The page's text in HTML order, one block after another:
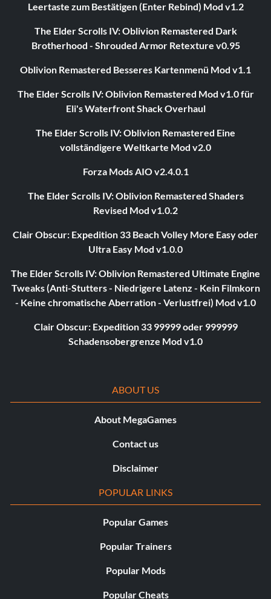
Leertaste zum Bestätigen (Enter Rebind) Mod v1.2
The Elder Scrolls IV: Oblivion Remastered Dark
Brotherhood - Shrouded Armor Retexture v0.95
Oblivion Remastered Besseres Kartenmenü Mod v1.1
The Elder Scrolls IV: Oblivion Remastered Mod v1.0 für
Eli's Waterfront Shack Overhaul
The Elder Scrolls IV: Oblivion Remastered Eine
vollständigere Weltkarte Mod v2.0
Forza Mods AIO v2.4.0.1
The Elder Scrolls IV: Oblivion Remastered Shaders
Revised Mod v1.0.2
Clair Obscur: Expedition 33 Beach Volley More Easy oder
Ultra Easy Mod v1.0.0
The Elder Scrolls IV: Oblivion Remastered Ultimate Engine
Tweaks (Anti-Stutters - Niedrigere Latenz - Kein Filmkorn
- Keine chromatische Aberration - Verlustfrei) Mod v1.0
Clair Obscur: Expedition 33 99999 oder 999999
Schadensobergrenze Mod v1.0
ABOUT US
About MegaGames
Contact us
Disclaimer
POPULAR LINKS
Popular Games
Popular Trainers
Popular Mods
Popular Cheats